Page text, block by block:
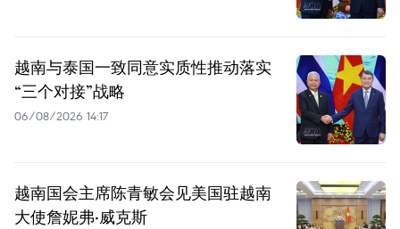
越南与泰国一致同意实质性推动落实
“三个对接”战略
06/08/2026 14:17
越南国会主席陈青敏会见美国驻越南
大使詹妮弗·威克斯